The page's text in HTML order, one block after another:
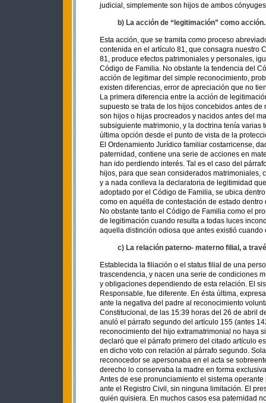
judicial, simplemente son hijos de ambos
b) La acción de “legitimación” como acción.
Esta acción, que se tramita como proceso
contenida en el artículo 81, que consagra nuestro
81, produce efectos patrimoniales y personales,
Código de Familia. No obstante la tendencia del
acción de legitimar del simple reconocimiento,
existen diferencias, error de apreciación que no
La primera diferencia entre la acción de
supuesto se trata de los hijos concebidos antes
son hijos o hijas procreados y nacidos antes del
subsiguiente matrimonio, y la doctrina tenía varias
última opción desde el punto de vista de la
El Ordenamiento Jurídico familiar costarricense,
paternidad, contiene una serie de acciones en
han ido perdiendo interés. Tal es el caso del
hijos, para que sean considerados matrimoniales,
y a nada conlleva la declaratoria de legitimidad
adoptado por el Código de Familia, se ubica
como en aquélla de contestación de estado
No obstante tanto el Código de Familia como el
de legitimación cuando resulta a todas luces
aquella distinción odiosa que antes existió
c) La relación paterno- materno filial, a
Establecida la filiación o el status filial de una
trascendencia, y nacen una serie de condiciones
y obligaciones dependiendo de esta relación. El
Responsable, fue diferente. En ésta última,
ante la negativa del padre al reconocimiento
Constitucional, de las 15:39 horas del 26 de abril
anuló el párrafo segundo del artículo 155 (antes
reconocimiento del hijo extramatrimonial no haya
declaró que el párrafo primero del citado artículo
en dicho voto con relación al párrafo segundo.
reconocedor se apersonaba en el acta se
derecho lo conservaba la madre en forma
Antes de ese pronunciamiento el sistema
ante el Registro Civil, sin ninguna limitación. El
quién quisiera. En muchos casos esa paternidad